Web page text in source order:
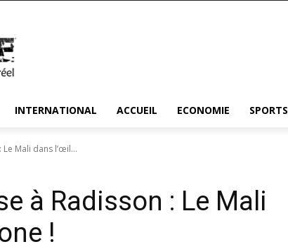
INTERNATIONAL ACCUEIL ECONOMIE SPORTS
Mali dans l’œil...
à Radisson : Le Mali
!